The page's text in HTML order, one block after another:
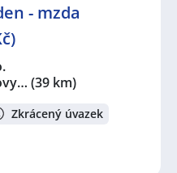
- mzda
(39 km)
Zkrácený úvazek